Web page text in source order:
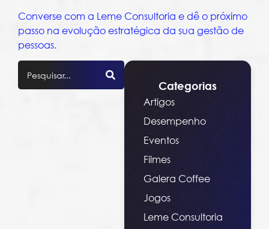
Converse com a Leme Consultoria e dê o próximo
passo na evolução estratégica da sua gestão de
pessoas.
Categorias
Artigos
Desempenho
Eventos
Filmes
Galera Coffee
Jogos
Leme Consultoria